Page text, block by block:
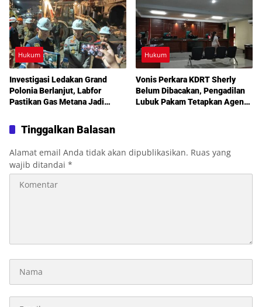
Hukum
Investigasi Ledakan Grand
Polonia Berlanjut, Labfor
Pastikan Gas Metana Jadi
Hukum
Vonis Perkara KDRT Sherly
Belum Dibacakan, Pengadilan
Lubuk Pakam Tetapkan Agenda
Tinggalkan Balasan
Alamat email Anda tidak akan dipublikasikan. Ruas yang
wajib ditandai *